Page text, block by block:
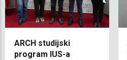
ARCH studijski
program IUS-a